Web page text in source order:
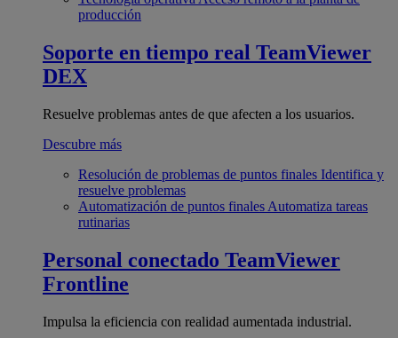
producción
Soporte en tiempo real TeamViewer
DEX
Resuelve problemas antes de que afecten a los usuarios.
Descubre más
Resolución de problemas de puntos finales Identifica y
resuelve problemas
Automatización de puntos finales Automatiza tareas
rutinarias
Personal conectado TeamViewer
Frontline
Impulsa la eficiencia con realidad aumentada industrial.